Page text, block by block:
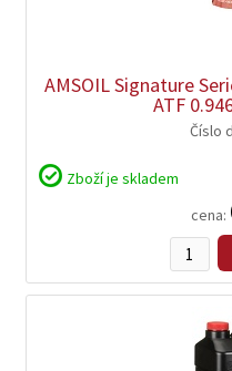
AMSOIL Signature
ATF
cena:
Číslo
Zboží je skladem